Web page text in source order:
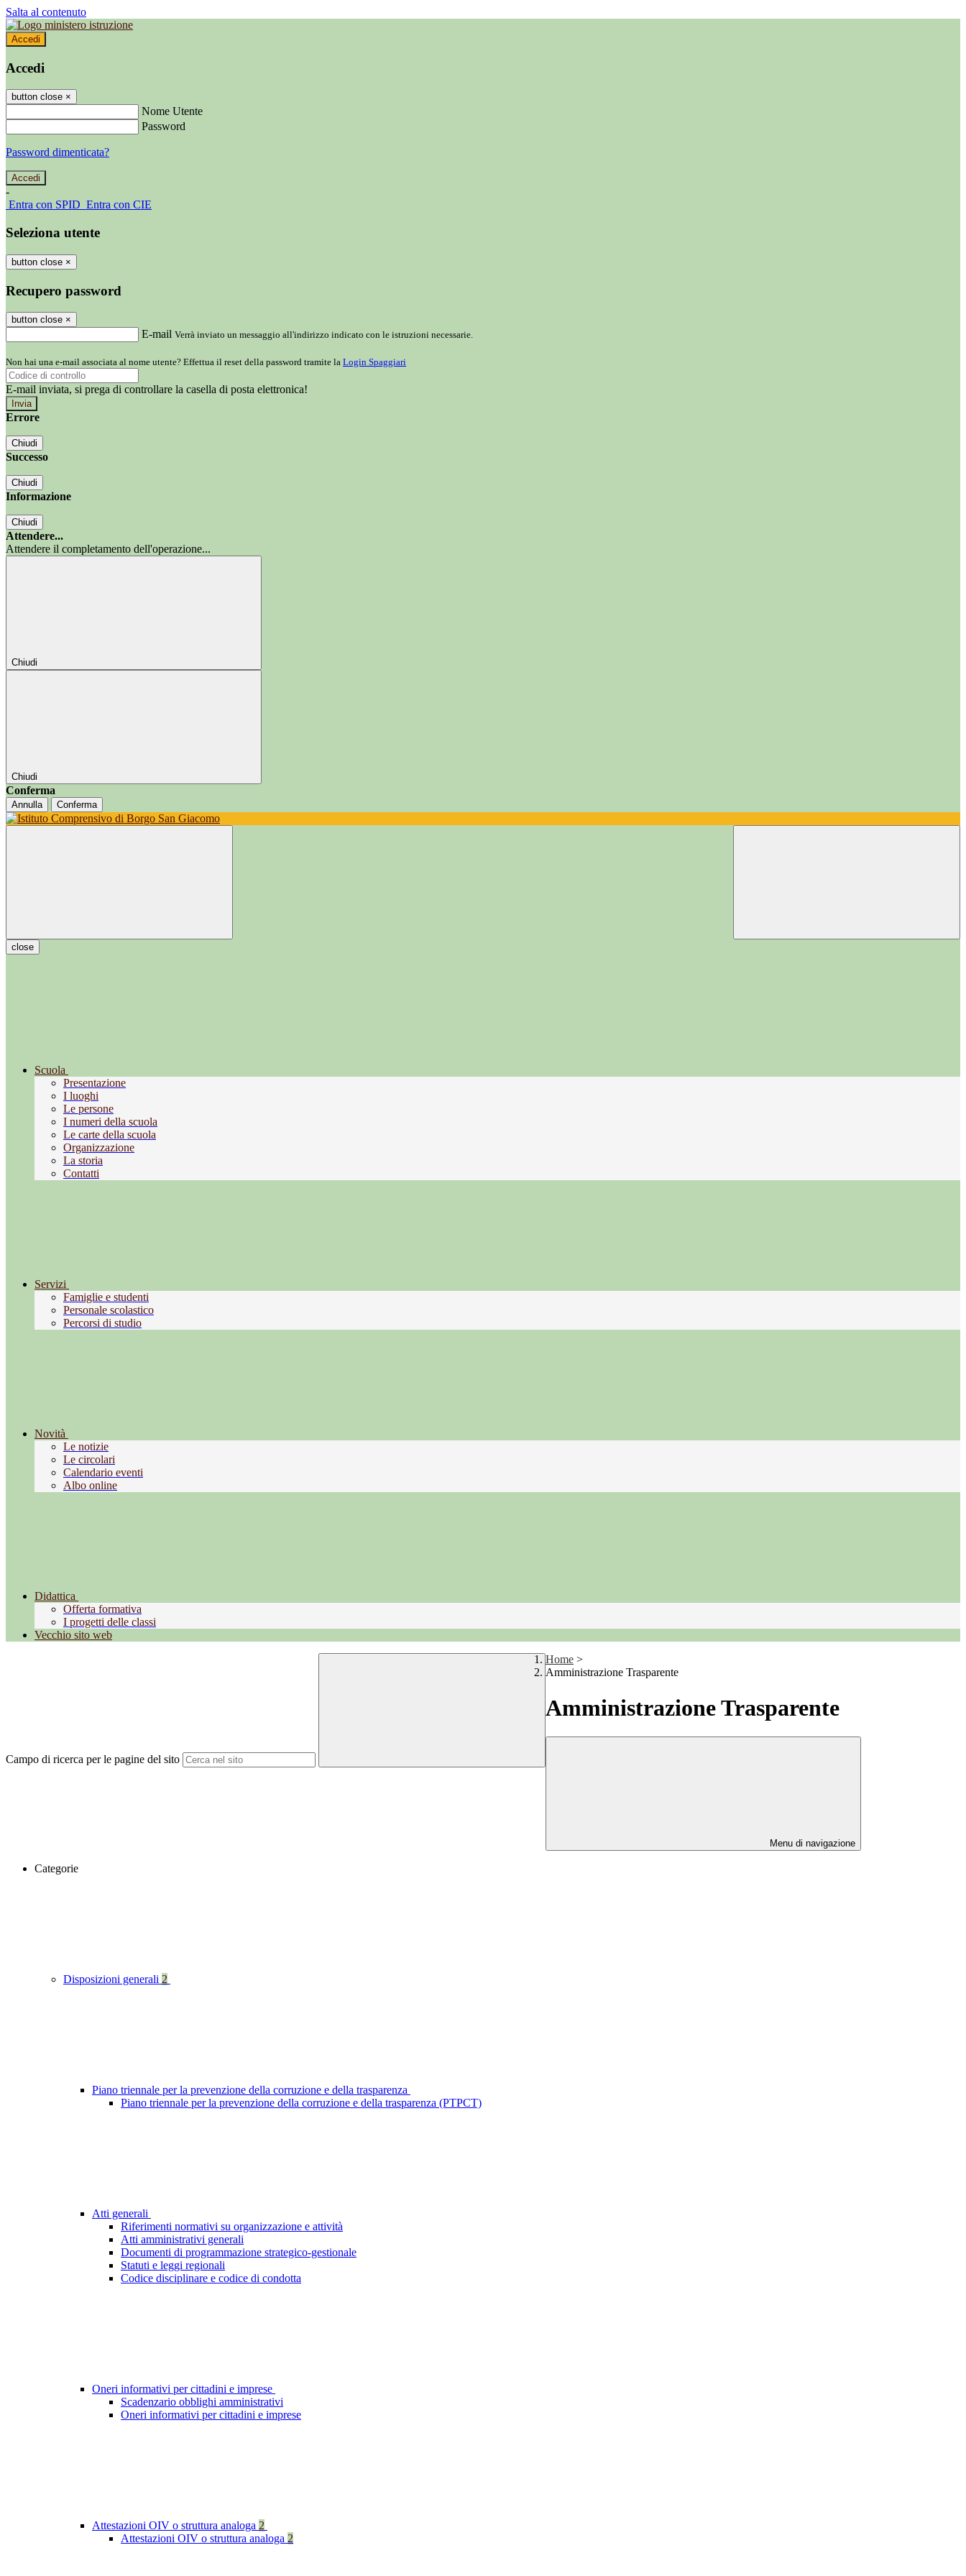
Salta al contenuto
Accedi
Accedi
button close ×
Nome Utente
Password
Password dimenticata?
-
Entra con SPID Entra con CIE
Seleziona utente
button close ×
Recupero password
button close ×
E-mail Verrà inviato un messaggio all'indirizzo indicato con le istruzioni necessarie.
Non hai una e-mail associata al nome utente? Effettua il reset della password tramite la Login Spaggiari
E-mail inviata, si prega di controllare la casella di posta elettronica!
Errore
Chiudi
Successo
Chiudi
Informazione
Chiudi
Attendere...
Attendere il completamento dell'operazione...
Chiudi
Chiudi
Conferma
Annulla Conferma
close
Scuola
Presentazione
I luoghi
Le persone
I numeri della scuola
Le carte della scuola
Organizzazione
La storia
Contatti
Servizi
Famiglie e studenti
Personale scolastico
Percorsi di studio
Novità
Le notizie
Le circolari
Calendario eventi
Albo online
Didattica
Offerta formativa
I progetti delle classi
Vecchio sito web
Campo di ricerca per le pagine del sito
Home >
Amministrazione Trasparente
Amministrazione Trasparente
Menu di navigazione
Categorie
Disposizioni generali 2
Piano triennale per la prevenzione della corruzione e della trasparenza
Piano triennale per la prevenzione della corruzione e della trasparenza (PTPCT)
Atti generali
Riferimenti normativi su organizzazione e attività
Atti amministrativi generali
Documenti di programmazione strategico-gestionale
Statuti e leggi regionali
Codice disciplinare e codice di condotta
Oneri informativi per cittadini e imprese
Scadenzario obblighi amministrativi
Oneri informativi per cittadini e imprese
Attestazioni OIV o struttura analoga 2
Attestazioni OIV o struttura analoga 2